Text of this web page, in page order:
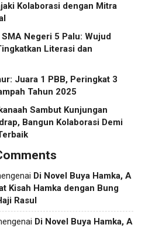
Kolaborasi dengan Mitra
SMA Negeri 5 Palu: Wujud
Literasi dan
Juara 1 PBB, Peringkat 3
Tahun 2025
Sambut Kunjungan
Bangun Kolaborasi Demi
Di Novel Buya Hamka, A
Kisah Hamka dengan Bung
Rasul
Di Novel Buya Hamka, A